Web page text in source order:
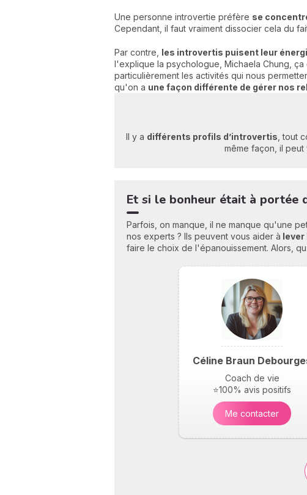
Une personne introvertie préfère se
Cependant, il faut vraiment dissocier cela du
Par contre, les introvertis puisent leur
l'explique la psychologue, Michaela Chung,
particulièrement les activités qui nous
qu'on a une façon différente de gérer nos
Il y a différents profils d’introvertis , tout
même façon, il
Et si le bonheur était à portée
Parfois, on manque, il ne manque qu'une
nos experts ? Ils peuvent vous aider à lever
faire le choix de l'épanouissement. Alors,
Céline Braun
Coach de vie
⭐100% avis positifs
Me contacter